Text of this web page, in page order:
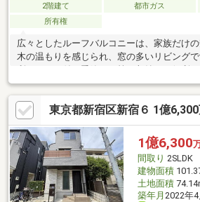
2階建て 都市ガス
所有権
広々としたルーフバルコニーは、家族だけの
木の温もりを感じられ、窓の多いリビング
利なロフト付き季節もの等の収納にも便利
数駅・複数路線利用可能な好立地通勤やお
す。◆生活に便利な立地最寄り駅・小学校
ニ・公園が徒歩１０分圏内にございます。
東京都新宿区新宿６ 1億
1億6,300
間取り 2SLDK
建物面積
土地面積
築年月 2022年